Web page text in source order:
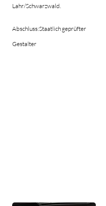
Lahr/Schwarzwald.
Abschluss:Staatlich geprüfter
Gestalter